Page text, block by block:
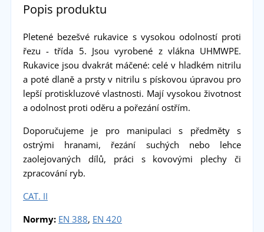
Popis produktu
Pletené bezešvé rukavice s vysokou odolností proti
řezu - třída 5. Jsou vyrobené z vlákna UHMWPE.
Rukavice jsou dvakrát máčené: celé v hladkém nitrilu
a poté dlaně a prsty v nitrilu s pískovou úpravou pro
lepší protiskluzové vlastnosti. Mají vysokou životnost
a odolnost proti oděru a pořezání ostřím.
Doporučujeme je pro manipulaci s předměty s
ostrými hranami, řezání suchých nebo lehce
zaolejovaných dílů, práci s kovovými plechy či
zpracování ryb.
CAT. II
Normy: EN 388, EN 420